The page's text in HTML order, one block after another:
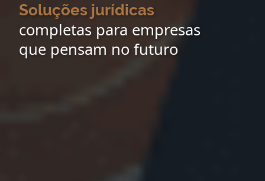
Soluções jurídicas
completas para empresas
que pensam no futuro